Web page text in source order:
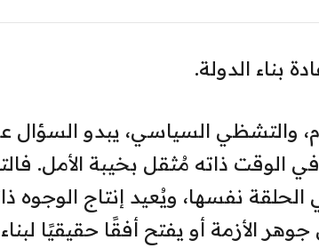
بناء الدولة.
والتشظي السياسي، يبدو السؤال
الوقت ذاته مُثقل بخيبة الأمل.
نفسها، ويُعيد إنتاج الوجوه
الأزمة أو يفتح أفقًا حقيقيًا لبناء